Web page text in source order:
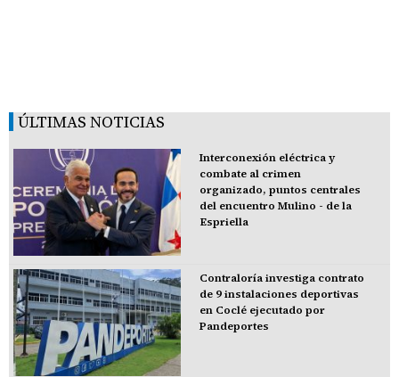
ÚLTIMAS NOTICIAS
Interconexión eléctrica y
combate al crimen
organizado, puntos centrales
del encuentro Mulino - de la
Espriella
Contraloría investiga contrato
de 9 instalaciones deportivas
en Coclé ejecutado por
Pandeportes